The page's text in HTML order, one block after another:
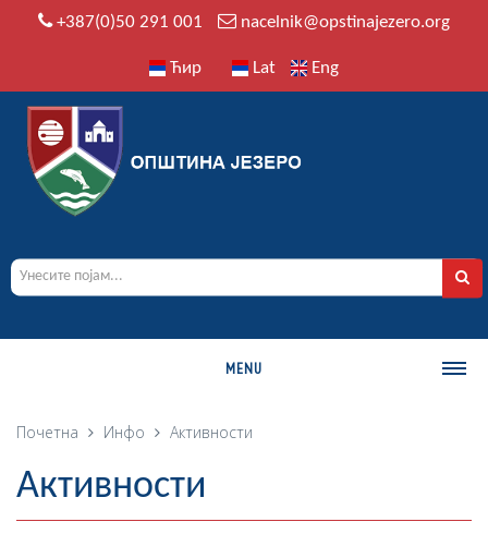
+387(0)50 291 001 nacelnik@opstinajezero.org
Ћир Lat Eng
MENU
О ОПШТИНИ
Историја
Географија
Почетна Инфо Активности
Активности